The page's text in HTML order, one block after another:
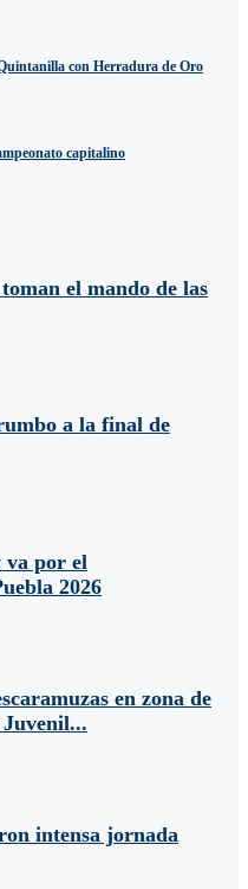
con Herradura de Oro
capitalino
el mando de las
a la final de
va por el
2026
en zona de
intensa jornada